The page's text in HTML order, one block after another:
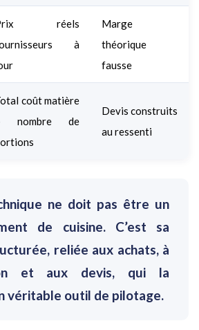
réels
à
Marge
théorique
fausse
coût matière
nombre de
Devis construits
au ressenti
ne doit pas être un
de cuisine. C’est sa
reliée aux achats, à
et aux devis, qui la
véritable outil de pilotage.